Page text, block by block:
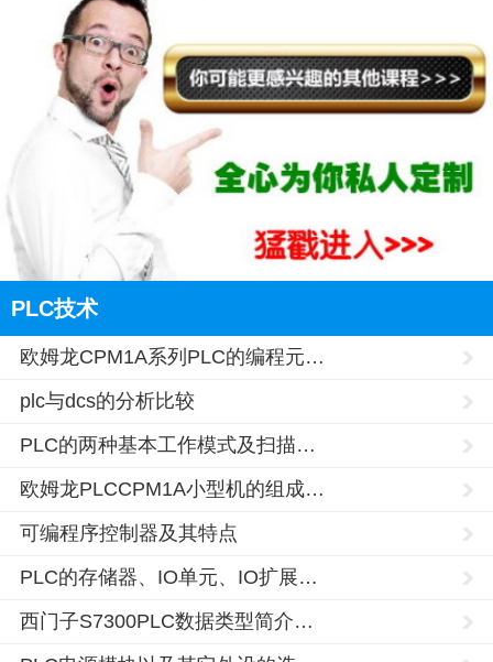
PLC技术
欧姆龙CPM1A系列PLC的编程元…
plc与dcs的分析比较
PLC的两种基本工作模式及扫描…
欧姆龙PLCCPM1A小型机的组成…
可编程序控制器及其特点
PLC的存储器、IO单元、IO扩展…
西门子S7300PLC数据类型简介…